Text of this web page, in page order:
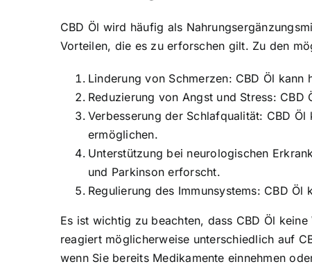
CBD Öl wird häufig als
Vorteilen, die es zu erforschen gilt. Zu den
Linderung von Schmerzen: CBD Öl
Reduzierung von Angst und Stress:
Verbesserung der Schlafqualität: CBD
ermöglichen.
Unterstützung bei neurologischen
und Parkinson erforscht.
Regulierung des Immunsystems: CBD
Es ist wichtig zu beachten, dass CBD Öl
reagiert möglicherweise unterschiedlich auf
wenn Sie bereits Medikamente einnehmen